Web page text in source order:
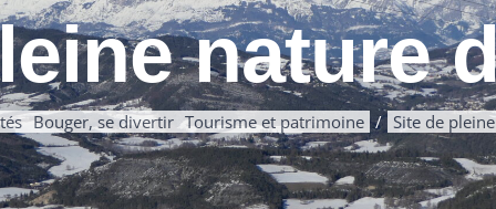
nature
Bouger, se divertir Tourisme et patrimoine Site de